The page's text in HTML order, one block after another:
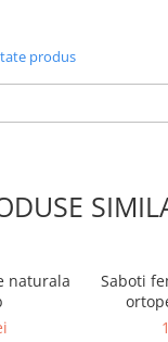
produs
naturala
Saboti